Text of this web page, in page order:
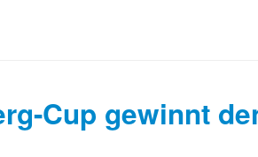
Cup gewinnt